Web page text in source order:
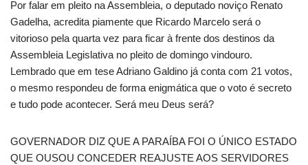
Por falar em pleito na Assembleia, o deputado noviço Renato
Gadelha, acredita piamente que Ricardo Marcelo será o
vitorioso pela quarta vez para ficar à frente dos destinos da
Assembleia Legislativa no pleito de domingo vindouro.
Lembrado que em tese Adriano Galdino já conta com 21 votos,
o mesmo respondeu de forma enigmática que o voto é secreto
e tudo pode acontecer. Será meu Deus será?
GOVERNADOR DIZ QUE A PARAÍBA FOI O ÚNICO ESTADO
QUE OUSOU CONCEDER REAJUSTE AOS SERVIDORES